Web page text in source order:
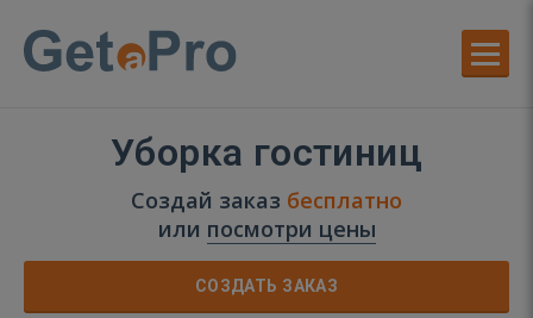
Уборка гостиниц
Создай заказ бесплатно
или посмотри цены
СОЗДАТЬ ЗАКАЗ